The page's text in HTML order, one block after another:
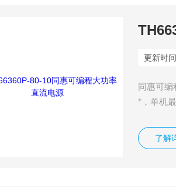
更新时间
同惠可
*，单机
波形！具
了解